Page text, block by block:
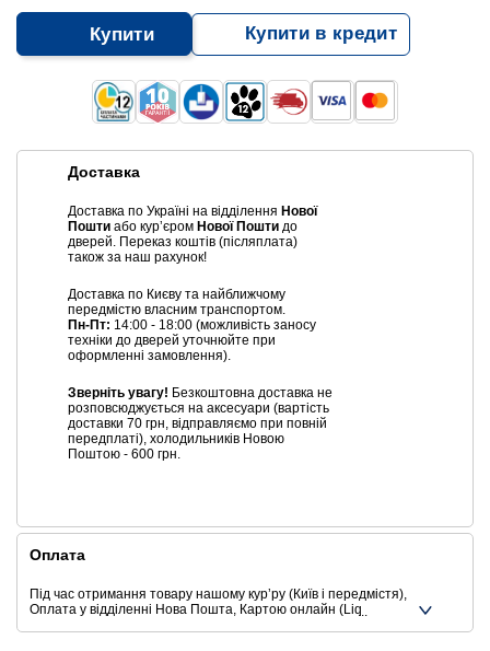
Купити Купити в кредит
Доставка
Доставка по Україні на відділення Нової
Пошти або курʼєром Нової Пошти до
дверей. Переказ коштів (післяплата)
також за наш рахунок!
Доставка по Києву та найближчому
передмістю власним транспортом.
Пн-Пт: 14:00 - 18:00 (можливість заносу
техніки до дверей уточнюйте при
оформленні замовлення).
Зверніть увагу! Безкоштовна доставка не
розповсюджується на аксесуари (вартість
доставки 70 грн, відправляємо при повній
передплаті), холодильників Новою
Поштою - 600 грн.
Оплата
Під час отримання товару нашому курʼру (Київ і передмістя),
Оплата у відділенні Нова Пошта, Картою онлайн (Liqpay,